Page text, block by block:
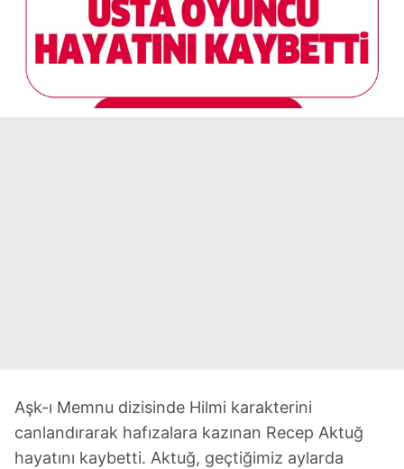
Aşk-ı Memnu dizisinde Hilmi karakterini
canlandırarak hafızalara kazınan Recep Aktuğ
hayatını kaybetti. Aktuğ, geçtiğimiz aylarda